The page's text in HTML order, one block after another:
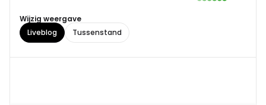
Wijzig weergave
Liveblog
Tussenstand